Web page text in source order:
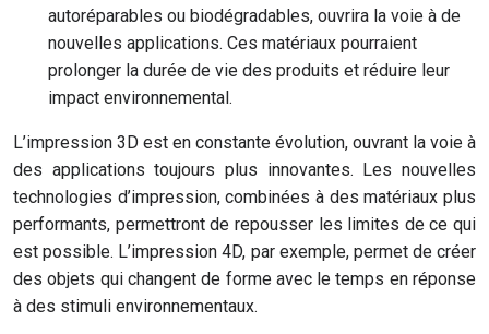
autoréparables ou biodégradables, ouvrira la voie à de
nouvelles applications. Ces matériaux pourraient
prolonger la durée de vie des produits et réduire leur
impact environnemental.
L’impression 3D est en constante évolution, ouvrant la voie à
des applications toujours plus innovantes. Les nouvelles
technologies d’impression, combinées à des matériaux plus
performants, permettront de repousser les limites de ce qui
est possible. L’impression 4D, par exemple, permet de créer
des objets qui changent de forme avec le temps en réponse
à des stimuli environnementaux.